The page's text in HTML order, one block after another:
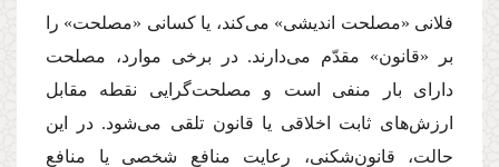
فلانى «مصلحت اندیشى» مى‌كند، یا كسانى «مصلحت» را
بر «قانون» مقدّم مى‌دارند. در برخى موارد، مصلحت
داراى بار منفى است و مصلحت‌گرایى نقطه مقابل
ارزش‌هاى ثابت اخلاقى یا قانون تلقى مى‌شود. در این
حالت، قانون‌شكنى، رعایت منافع شخصى یا منافع